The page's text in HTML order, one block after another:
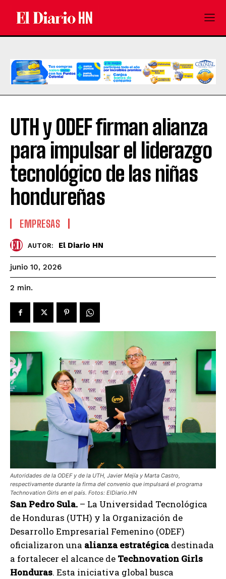
UTH y ODEF firman alianza
para impulsar el liderazgo
tecnológico de las niñas
hondureñas
EMPRESAS
AUTOR: El Diario HN
junio 10, 2026
2 min.
Autoridades de la ODEF y de la UTH, Javier Mejía y Marta Castro,
respectivamente durante la firma del convenio que impulsará el programa
Technovation Girls en el país. Fotos: ElDiario.HN
San Pedro Sula. – La Universidad Tecnológica
de Honduras (UTH) y la Organización de
Desarrollo Empresarial Femenino (ODEF)
oficializaron una alianza estratégicadestinada
a fortalecer el alcance de Technovation Girls
Honduras. Esta iniciativa global busca